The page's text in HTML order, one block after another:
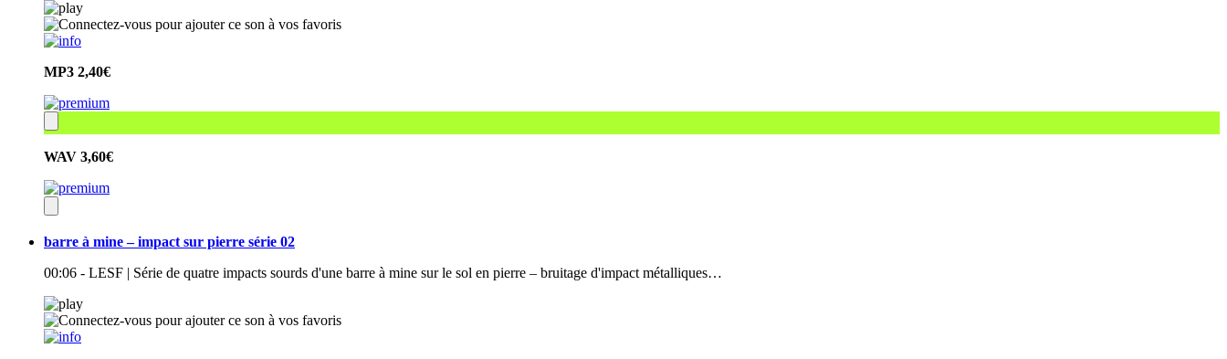
MP3 2,40€
WAV 3,60€
barre à mine – impact sur pierre série 02
00:06 - LESF | Série de quatre impacts sourds d'une barre à mine sur le sol en pierre – bruitage d'impact métalliques…